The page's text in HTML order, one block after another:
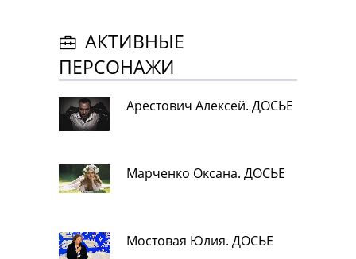
АКТИВНЫЕ
ПЕРСОНАЖИ
Арестович Алексей. ДОСЬЕ
Марченко Оксана. ДОСЬЕ
Мостовая Юлия. ДОСЬЕ